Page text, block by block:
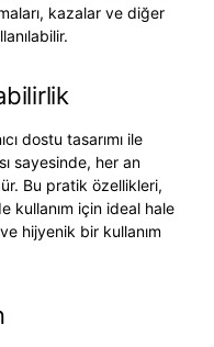
kazalar ve diğer
dostu tasarımı ile
sayesinde, her an
Bu pratik özellikleri,
kullanım için ideal hale
hijyenik bir kullanım